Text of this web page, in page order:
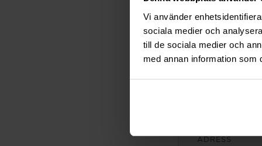
Vi använder
sociala medier och
till de sociala medier och
med annan information som
Lilla
503 35 Borås
ADRESS